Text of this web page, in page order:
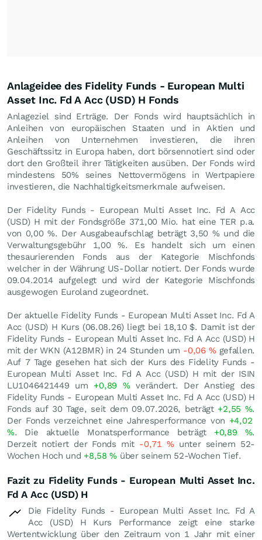
Anlageidee des Fidelity Funds - European Multi
Asset Inc. Fd A Acc (USD) H Fonds
Anlageziel sind Erträge. Der Fonds wird hauptsächlich in
Anleihen von europäischen Staaten und in Aktien und
Anleihen von Unternehmen investieren, die ihren
Geschäftssitz in Europa haben, dort börsennotiert sind oder
dort den Großteil ihrer Tätigkeiten ausüben. Der Fonds wird
mindestens 50% seines Nettovermögens in Wertpapiere
investieren, die Nachhaltigkeitsmerkmale aufweisen.
Der Fidelity Funds - European Multi Asset Inc. Fd A Acc
(USD) H mit der Fondsgröße 371,00 Mio. hat eine TER p.a.
von 0,00 %. Der Ausgabeaufschlag beträgt 3,50 % und die
Verwaltungsgebühr 1,00 %. Es handelt sich um einen
thesaurierenden Fonds aus der Kategorie Mischfonds
welcher in der Währung US-Dollar notiert. Der Fonds wurde
09.04.2014 aufgelegt und wird der Kategorie Mischfonds
ausgewogen Euroland zugeordnet.
Der aktuelle Fidelity Funds - European Multi Asset Inc. Fd A
Acc (USD) H Kurs (06.08.26) liegt bei 18,10 $. Damit ist der
Fidelity Funds - European Multi Asset Inc. Fd A Acc (USD) H
mit der WKN (A12BMR) in 24 Stunden um -0,06 %gefallen.
Auf 7 Tage gesehen hat sich der Kurs des Fidelity Funds -
European Multi Asset Inc. Fd A Acc (USD) H mit der ISIN
LU1046421449 um +0,89 %verändert. Der Anstieg des
Fidelity Funds - European Multi Asset Inc. Fd A Acc (USD) H
Fonds auf 30 Tage, seit dem 09.07.2026, beträgt +2,55 %.
Der Fonds verzeichnet eine Jahresperformance von +4,02
%. Die aktuelle Monatsperformance beträgt +0,89 %.
Derzeit notiert der Fonds mit -0,71 %unter seinem 52-
Wochen Hoch und +8,58% über seinem 52-Wochen Tief.
Fazit zu Fidelity Funds - European Multi Asset Inc.
Fd A Acc (USD) H
Die Fidelity Funds - European Multi Asset Inc. Fd A
Acc (USD) H Kurs Performance zeigt eine starke
Wertentwicklung über den Zeitraum von 1 Jahr mit einer